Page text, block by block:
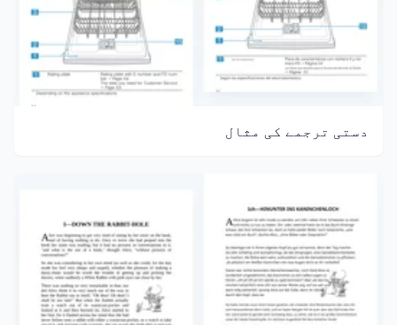
دستی ترجمے کی مثال